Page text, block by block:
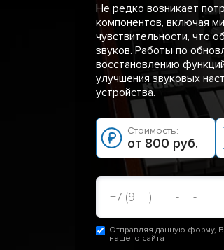
Не редко возникает
компонентов, включая
чувствительности, что
звуков. Работы по
восстановлению
улучшения звуковых
устройства.
Стоимость:
от 800 руб.
Отправляя данную форму,
нашего сайта